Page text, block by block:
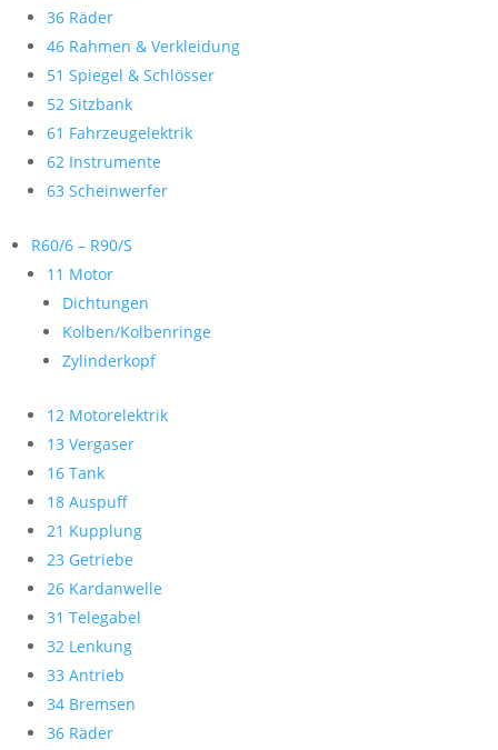
36 Räder
46 Rahmen & Verkleidung
51 Spiegel & Schlösser
52 Sitzbank
61 Fahrzeugelektrik
62 Instrumente
63 Scheinwerfer
R60/6 – R90/S
11 Motor
Dichtungen
Kolben/Kolbenringe
Zylinderkopf
12 Motorelektrik
13 Vergaser
16 Tank
18 Auspuff
21 Kupplung
23 Getriebe
26 Kardanwelle
31 Telegabel
32 Lenkung
33 Antrieb
34 Bremsen
36 Räder